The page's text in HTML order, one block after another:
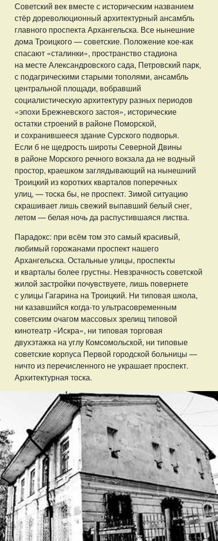
Советский век вместе с историческим названием
стёр дореволюционный архитектурный ансамбль
главного проспекта Архангельска. Все нынешние
дома Троицкого — советские. Положение кое-как
спасают «сталинки», пространство стадиона
на месте Александровского сада, Петровский парк,
с подагрическими старыми тополями, ансамбль
центральной площади, вобравший
социалистическую архитектуру разных периодов
«эпохи Брежневского застоя», исторические
остатки строений в районе Поморской,
и сохранившееся здание Сурского подворья.
Если б не щедрость широты Северной Двины
в районе Морского речного вокзала да не водный
простор, краешком заглядывающий на нынешний
Троицкий из коротких кварталов поперечных
улиц, — тоска бы, не проспект. Зимой ситуацию
скрашивает лишь свежий выпавший белый снег,
летом — белая ночь да распустившаяся листва.
Парадокс: при всём том это самый красивый,
любимый горожанами проспект нашего
Архангельска. Остальные улицы, проспекты
и кварталы более грустны. Невзрачность советской
жилой застройки почувствуете, лишь повернете
с улицы Гагарина на Троицкий. Ни типовая школа,
ни казавшийся когда-то ультрасовременным
советским очагом массовых зрелищ типовой
кинотеатр «Искра», ни типовая торговая
двухэтажка на углу Комсомольской, ни типовые
советские корпуса Первой городской больницы —
ничто из перечисленного не украшает проспект.
Архитектурная тоска.